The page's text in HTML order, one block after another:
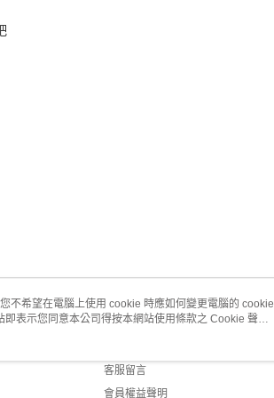
客服資訊
客服留言
會員權益聲明
不希望在電腦上使用 cookie 時應如何變更電腦的 cookie
即表示您同意本公司得按本網站使用條款之 Cookie 聲明